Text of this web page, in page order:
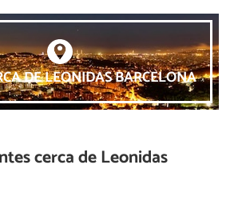
DE LEONIDAS BARCELONA
cerca deLeonidas